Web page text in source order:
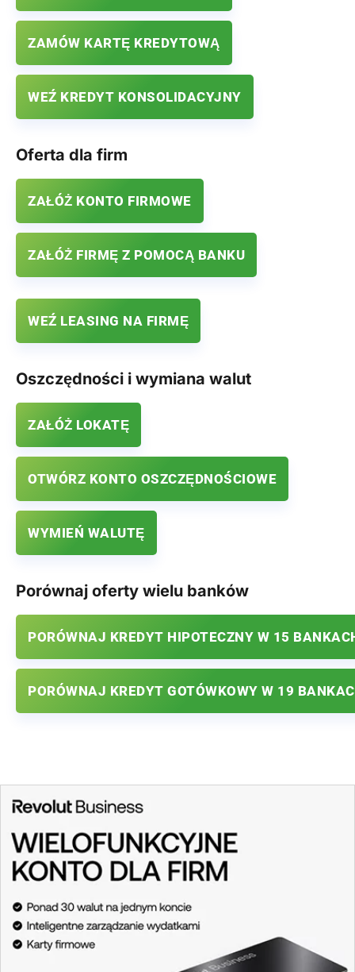
ZAMÓW KARTĘ KREDYTOWĄ
WEŹ KREDYT KONSOLIDACYJNY
Oferta dla firm
ZAŁÓŻ KONTO FIRMOWE
ZAŁÓŻ FIRMĘ Z POMOCĄ BANKU
WEŹ LEASING NA FIRMĘ
Oszczędności i wymiana walut
ZAŁÓŻ LOKATĘ
OTWÓRZ KONTO OSZCZĘDNOŚCIOWE
WYMIEŃ WALUTĘ
Porównaj oferty wielu banków
PORÓWNAJ KREDYT HIPOTECZNY W 15
PORÓWNAJ KREDYT GOTÓWKOWY W 19